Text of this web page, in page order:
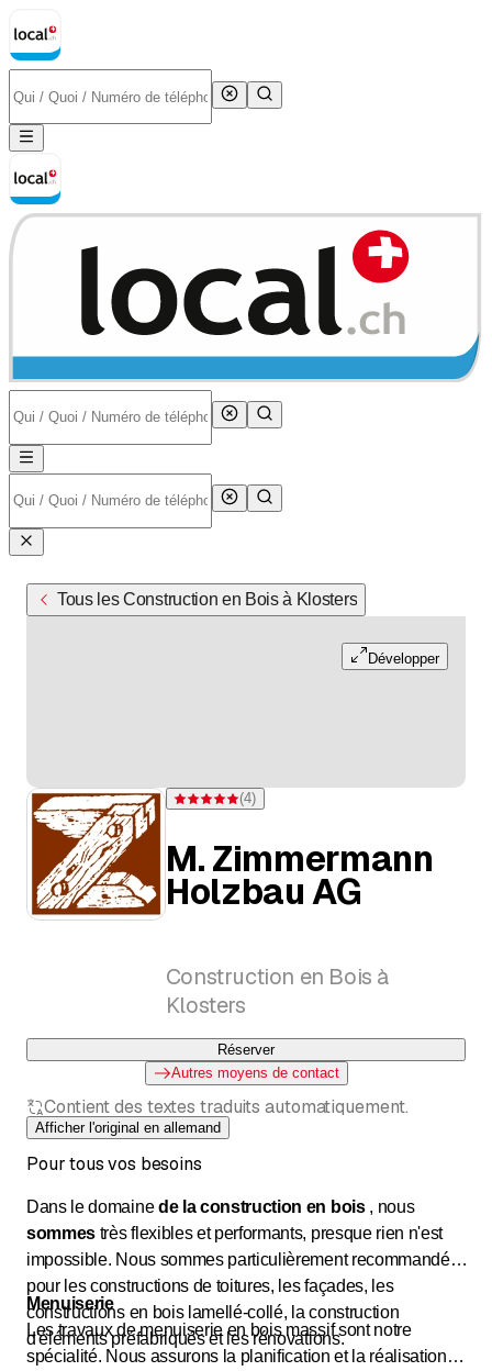
Tous les Construction en Bois à Klosters
Développer
Note 5 sur 5 étoiles pour 4 évaluations
(4)
M. Zimmermann
Holzbau AG
Construction en Bois à
Klosters
Réserver
Autres moyens de contact
Contient des textes traduits automatiquement.
Afficher l'original en allemand
Pour tous vos besoins
Dans le domainede la construction en bois , nous
sommes très flexibles et performants, presque rien n'est
impossible. Nous sommes particulièrement recommandés
pour les constructions de toitures, les façades, les
constructions en bois lamellé-collé, la construction
d'éléments préfabriqués et les rénovations.
Menuiserie
Les travaux de menuiserie en bois massif sont notre
spécialité. Nous assurons la planification et la réalisation